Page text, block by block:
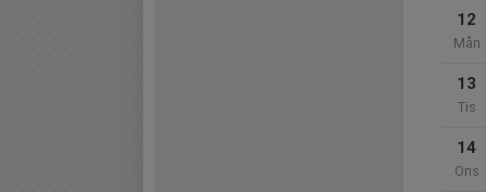
12
Mån
13
Tis
14
Ons